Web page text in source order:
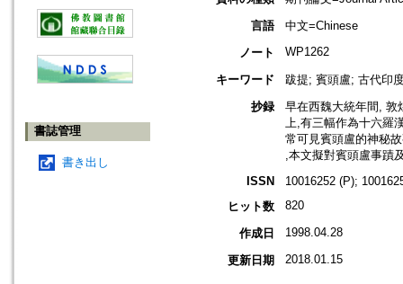
書誌管理
書き出し
言語
中文=Chinese
ノート
WP1262
キーワード
跋提; 賓頭盧; 古代印
抄録
早在西魏大統年間, 敦
上,有三幅作為十六羅
常可見賓頭盧的神秘
,本文擬對賓頭盧事蹟
ISSN
10016252 (P);
ヒット数
820
作成日 1998.04.28
更新日期 2018.01.15